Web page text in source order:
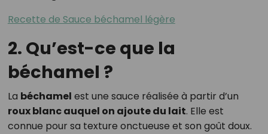
Recette de Sauce béchamel légère
2. Qu’est-ce que la
béchamel ?
La béchamel est une sauce réalisée à partir d’un
roux blanc auquel on ajoute du lait. Elle est
connue pour sa texture onctueuse et son goût doux.